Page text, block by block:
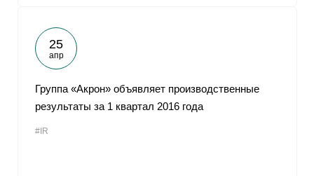
25
апр
Группа «Акрон» объявляет производственные
результаты за 1 квартал 2016 года
#IR